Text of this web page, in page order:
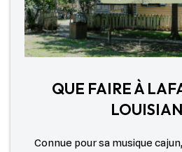
QUE FAIRE À
Connue pour sa musique